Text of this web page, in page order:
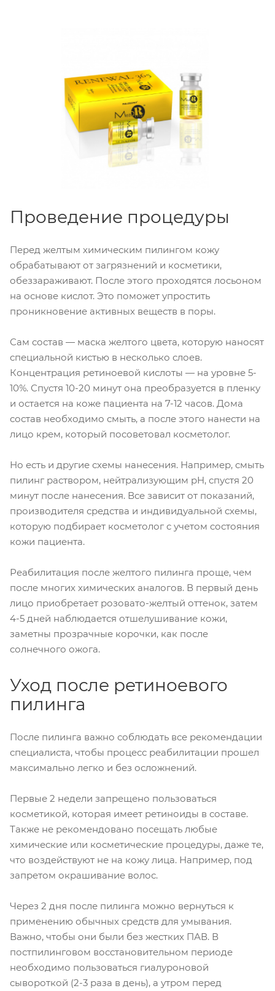
Проведение процедуры
Перед желтым химическим пилингом кожу
обрабатывают от загрязнений и косметики,
обеззараживают. После этого проходятся лосьоном
на основе кислот. Это поможет упростить
проникновение активных веществ в поры.
Сам состав — маска желтого цвета, которую наносят
специальной кистью в несколько слоев.
Концентрация ретиноевой кислоты — на уровне 5-
10%. Спустя 10-20 минут она преобразуется в пленку
и остается на коже пациента на 7-12 часов. Дома
состав необходимо смыть, а после этого нанести на
лицо крем, который посоветовал косметолог.
Но есть и другие схемы нанесения. Например, смыть
пилинг раствором, нейтрализующим pH, спустя 20
минут после нанесения. Все зависит от показаний,
производителя средства и индивидуальной схемы,
которую подбирает косметолог с учетом состояния
кожи пациента.
Реабилитация после желтого пилинга проще, чем
после многих химических аналогов. В первый день
лицо приобретает розовато-желтый оттенок, затем
4-5 дней наблюдается отшелушивание кожи,
заметны прозрачные корочки, как после
солнечного ожога.
Уход после ретиноевого
пилинга
После пилинга важно соблюдать все рекомендации
специалиста, чтобы процесс реабилитации прошел
максимально легко и без осложнений.
Первые 2 недели запрещено пользоваться
косметикой, которая имеет ретиноиды в составе.
Также не рекомендовано посещать любые
химические или косметические процедуры, даже те,
что воздействуют не на кожу лица. Например, под
запретом окрашивание волос.
Через 2 дня после пилинга можно вернуться к
применению обычных средств для умывания.
Важно, чтобы они были без жестких ПАВ. В
постпилинговом восстановительном периоде
необходимо пользоваться гиалуроновой
сывороткой (2-3 раза в день), а утром перед